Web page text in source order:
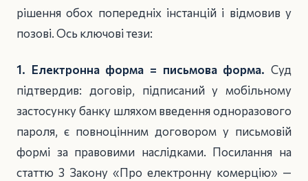
рішення обох попередніх інстанцій і відмовив у
позові. Ось ключові тези:
1. Електронна форма = письмова форма. Суд
підтвердив: договір, підписаний у мобільному
застосунку банку шляхом введення одноразового
пароля, є повноцінним договором у письмовій
формі за правовими наслідками. Посилання на
статтю 3 Закону «Про електронну комерцію» —